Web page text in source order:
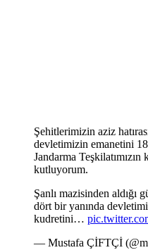
Şehitlerimizin aziz
devletimizin emanetini
Jandarma
kutluyorum.
Şanlı mazisinden aldığı
dört bir yanında
kudretini…
— Mustafa ÇİFTÇİ